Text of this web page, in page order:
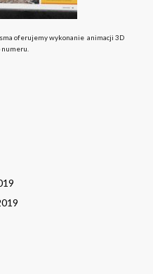
oferujemy wykonanie animacji 3D